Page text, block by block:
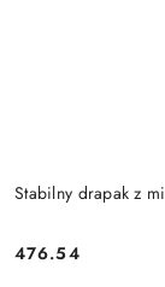
Stabilny drapak z
Cena:
476.54